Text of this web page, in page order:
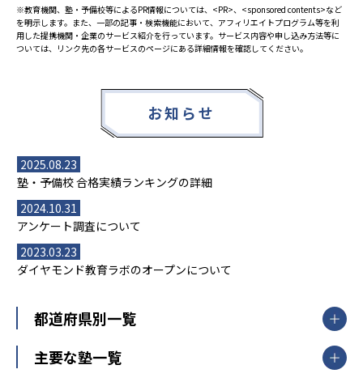
※教育機関、塾・予備校等によるPR情報については、<PR>、<sponsored contents>など
を明示します。また、一部の記事・検索機能において、アフィリエイトプログラム等を利
用した提携機関・企業のサービス紹介を行っています。サービス内容や申し込み方法等に
ついては、リンク先の各サービスのページにある詳細情報を確認してください。
お知らせ
2025.08.23
塾・予備校 合格実績ランキングの詳細
2024.10.31
アンケート調査について
2023.03.23
ダイヤモンド教育ラボのオープンについて
都道府県別一覧
北海道・東北
主要な塾一覧